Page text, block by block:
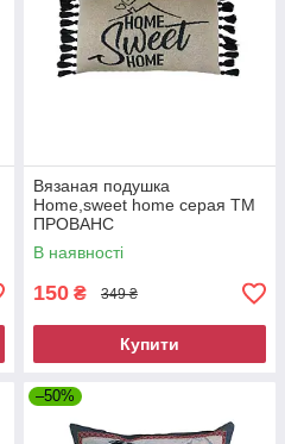
Вязаная подушка
Home,sweet home серая ТМ
ПРОВАНС
В наявності
150 ₴ 349 ₴
Купити
–50%